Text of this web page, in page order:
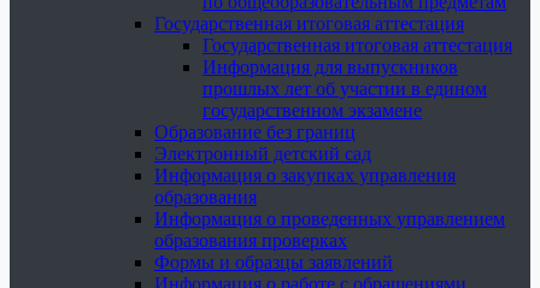
Государственная итоговая аттестация
Государственная итоговая аттестация
Информация для выпускников
прошлых лет об участии в едином
государственном экзамене
Образование без границ
Электронный детский сад
Информация о закупках управления
образования
Информация о проведенных управлением
образования проверках
Формы и образцы заявлений
Информация о работе с обращениями